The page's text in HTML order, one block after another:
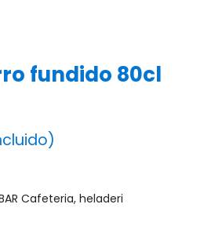
fundido 80cl
BAR Cafeteria, heladeri